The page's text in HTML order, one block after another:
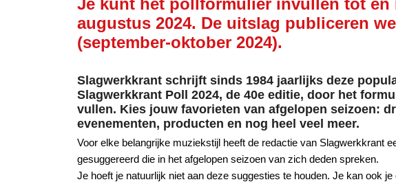
augustus 2024. De uitslag publiceren
(september-oktober 2024).
Slagwerkkrant schrijft sinds 1984 jaarlijks deze
Slagwerkkrant Poll 2024, de 40e editie, door het
vullen. Kies jouw favorieten van afgelopen seizoen:
evenementen, producten en nog heel veel meer.
Voor elke belangrijke muziekstijl heeft de redactie van Slagwerkkrant
gesuggereerd die in het afgelopen seizoen van zich deden spreken.
Je hoeft je natuurlijk niet aan deze suggesties te houden. Je kan ook